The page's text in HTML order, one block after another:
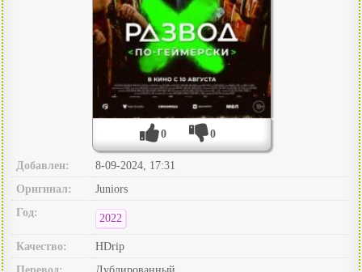
0 0
Добавлен:
8-09-2024, 17:31
Оригинал:
Juniors
Год:
2022
Качество:
HDrip